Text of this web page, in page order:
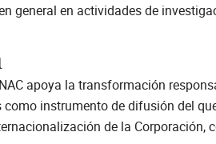
general en actividades de
apoya la transformación
instrumento de difusión del
de la Corporación,